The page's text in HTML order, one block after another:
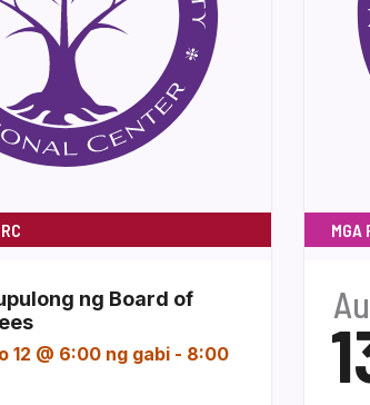
ng Board of
12 @ 6:00 ng gabi - 8:00
MGA